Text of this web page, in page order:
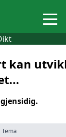
kan
Tema